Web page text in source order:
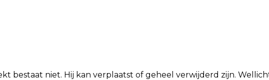
bestaat niet. Hij kan verplaatst of geheel verwijderd zijn.